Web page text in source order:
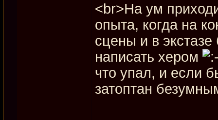
<br>На ум
опыта, когда на
сцены и в
написать хером
что упал, и если
затоптан